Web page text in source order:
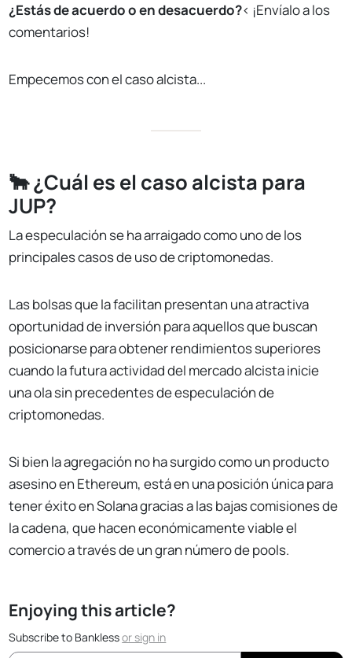
¿Estás de acuerdo o en desacuerdo?< ¡Envíalo a los
comentarios!
Empecemos con el caso alcista...
🐂 ¿Cuál es el caso alcista para
JUP?
La especulación se ha arraigado como uno de los
principales casos de uso de criptomonedas.
Las bolsas que la facilitan presentan una atractiva
oportunidad de inversión para aquellos que buscan
posicionarse para obtener rendimientos superiores
cuando la futura actividad del mercado alcista inicie
una ola sin precedentes de especulación de
criptomonedas.
Si bien la agregación no ha surgido como un producto
asesino en Ethereum, está en una posición única para
tener éxito en Solana gracias a las bajas comisiones de
la cadena, que hacen económicamente viable el
comercio a través de un gran número de pools.
Enjoying this article?
Subscribe to Banklessorsign in